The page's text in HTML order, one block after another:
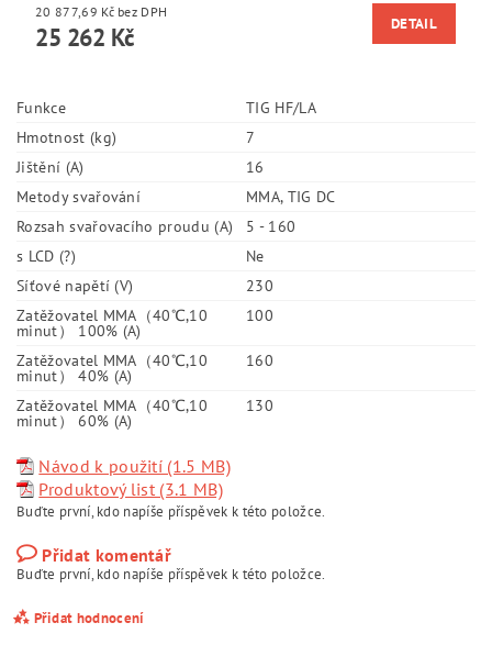
20 877,69 Kč bez DPH
25 262 Kč DETAIL
Funkce
TIG HF/LA
Hmotnost (kg)
7
Jištění (A)
16
Metody svařování
MMA, TIG DC
Rozsah svařovacího proudu (A)
5 - 160
s LCD (?)
Ne
Síťové napětí (V)
230
Zatěžovatel MMA（40℃,10
minut） 100% (A)
100
Zatěžovatel MMA（40℃,10
minut） 40% (A)
160
Zatěžovatel MMA（40℃,10
minut） 60% (A)
130
Návod k použití (1.5 MB)
Produktový list (3.1 MB)
Buďte první, kdo napíše příspěvek k této položce.
Přidat komentář
Buďte první, kdo napíše příspěvek k této položce.
Přidat hodnocení